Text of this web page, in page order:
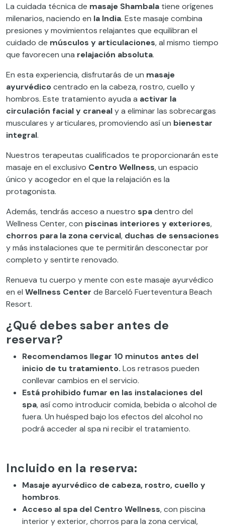
La cuidada técnica de masaje Shambala tiene orígenes
milenarios, naciendo en la India. Este masaje combina
presiones y movimientos relajantes que equilibran el
cuidado de músculos y articulaciones, al mismo tiempo
que favorecen una relajación absoluta.
En esta experiencia, disfrutarás de un masaje
ayurvédicocentrado en la cabeza, rostro, cuello y
hombros. Este tratamiento ayuda a activar la
circulación facial y cranealy a eliminar las sobrecargas
musculares y articulares, promoviendo así un bienestar
integral.
Nuestros terapeutas cualificados te proporcionarán este
masaje en el exclusivo Centro Wellness, un espacio
único y acogedor en el que la relajación es la
protagonista.
Además, tendrás acceso a nuestro spadentro del
Wellness Center, con piscinas interiores y exteriores,
chorros para la zona cervical, duchas de sensaciones
y más instalaciones que te permitirán desconectar por
completo y sentirte renovado.
Renueva tu cuerpo y mente con este masaje ayurvédico
en el Wellness Center de Barceló Fuerteventura Beach
Resort.
¿Qué debes saber antes de
reservar?
Recomendamos llegar 10 minutos antes del
inicio de tu tratamiento. Los retrasos pueden
conllevar cambios en el servicio.
Está prohibido fumar en las instalaciones del
spa, así como introducir comida, bebida o alcohol de
fuera. Un huésped bajo los efectos del alcohol no
podrá acceder al spa ni recibir el tratamiento.
Incluido en la reserva:
Masaje ayurvédico de cabeza, rostro, cuello y
hombros.
Acceso al spa del Centro Wellness, con piscina
interior y exterior, chorros para la zona cervical,